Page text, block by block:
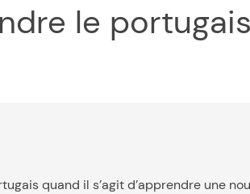
le
quand il s’agit d’apprendre une